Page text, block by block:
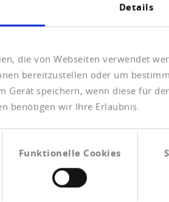
Details
die von Webseiten verwendet
bereitzustellen oder um
Gerät speichern, wenn diese für
benötigen wir Ihre Erlaubnis.
Funktionelle Cookies
Der
direkte Einschätzung der Bonität –
Für die
gewichtet und zu einem